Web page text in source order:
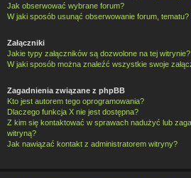
Jak obserwować wybrane forum?
W jaki sposób usunąć obserwowanie forum, tematu?
Załączniki
Jakie typy załączników są dozwolone na tej witrynie?
W jaki sposób można znaleźć wszystkie swoje
Zagadnienia związane z phpBB
Kto jest autorem tego oprogramowania?
Dlaczego funkcja X nie jest dostępna?
Z kim się kontaktować w sprawach nadużyć lub
witryną?
Jak nawiązać kontakt z administratorem witryny?